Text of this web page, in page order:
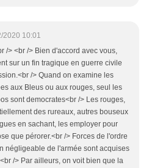
2020 10:01
/> <br /> Bien d'accord avec vous,
sur un fin tragique en guerre civile
/> Quand on examine les
aux Bleus ou aux rouges, seul les
sont democrates<br /> Les rouges,
des rureaux, autres bouseux
en sachant, les employer pour
que pérorer.<br /> Forces de l'ordre
négligeable de l'armée sont acquises
/> Par ailleurs, on voit bien que la